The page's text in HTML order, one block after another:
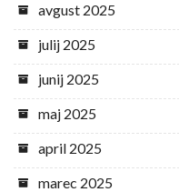
avgust 2025
julij 2025
junij 2025
maj 2025
april 2025
marec 2025